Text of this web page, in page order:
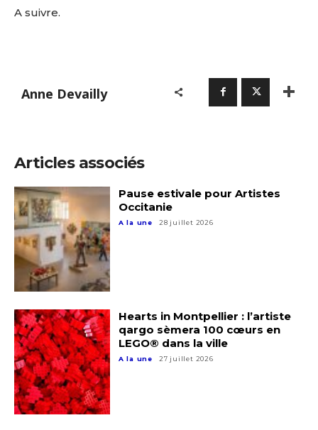
A suivre.
Anne Devailly
Articles associés
Pause estivale pour Artistes
Occitanie
A la une 28 juillet 2026
Hearts in Montpellier : l’artiste
qargo sèmera 100 cœurs en
LEGO® dans la ville
A la une 27 juillet 2026